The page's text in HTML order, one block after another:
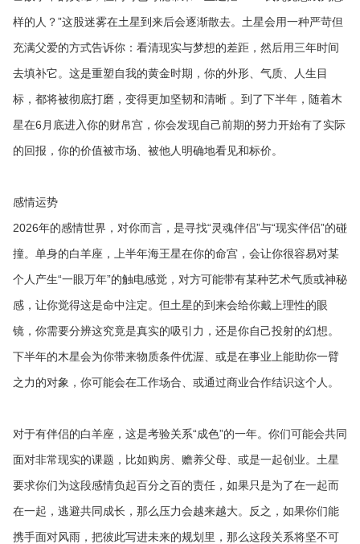
样的人？”这股迷雾在土星到来后会逐渐散去。土星会用一种严苛但
充满父爱的方式告诉你：看清现实与梦想的差距，然后用三年时间
去填补它。这是重塑自我的黄金时期，你的外形、气质、人生目
标，都将被彻底打磨，变得更加坚韧和清晰 。到了下半年，随着木
星在6月底进入你的财帛宫，你会发现自己前期的努力开始有了实际
的回报，你的价值被市场、被他人明确地看见和标价。
感情运势
2026年的感情世界，对你而言，是寻找“灵魂伴侣”与“现实伴侣”的碰
撞。单身的白羊座，上半年海王星在你的命宫，会让你很容易对某
个人产生“一眼万年”的触电感觉，对方可能带有某种艺术气质或神秘
感，让你觉得这是命中注定。但土星的到来会给你戴上理性的眼
镜，你需要分辨这究竟是真实的吸引力，还是你自己投射的幻想。
下半年的木星会为你带来物质条件优渥、或是在事业上能助你一臂
之力的对象，你可能会在工作场合、或通过商业合作结识这个人。
对于有伴侣的白羊座，这是考验关系“成色”的一年。你们可能会共同
面对非常现实的课题，比如购房、赡养父母、或是一起创业。土星
要求你们为这段感情负起百分之百的责任，如果只是为了在一起而
在一起，逃避共同成长，那么压力会越来越大。反之，如果你们能
携手面对风雨，把彼此写进未来的规划里，那么这段关系将坚不可